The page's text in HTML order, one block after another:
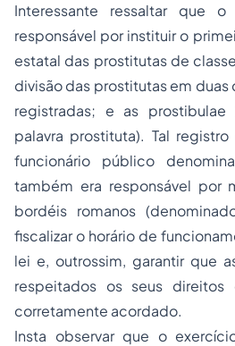
Interessante ressaltar que
responsável por instituir o
estatal das prostitutas de
divisão das prostitutas em duas
registradas; e as prostibulae
palavra prostituta). Tal
funcionário público
também era responsável por
bordéis romanos
fiscalizar o horário de
lei e, outrossim, garantir que
respeitados os seus
corretamente acordado.
Insta observar que o